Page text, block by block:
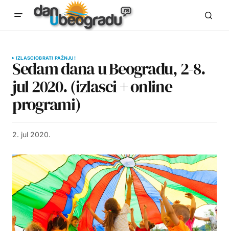
IZLASCIOBRATI PAŽNJU!
Sedam dana u Beogradu, 2-8.
jul 2020. (izlasci + online
programi)
2. jul 2020.